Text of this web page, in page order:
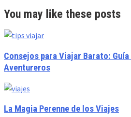
You may like these posts
Consejos para Viajar Barato:
Aventureros
La Magia Perenne de los Viajes